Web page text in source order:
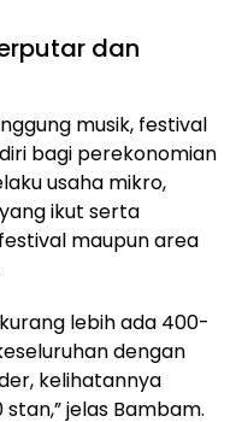
dan
musik, festival
bagi perekonomian
usaha mikro,
ikut serta
maupun area
lebih ada 400-
dengan
kelihatannya
jelas Bambam.